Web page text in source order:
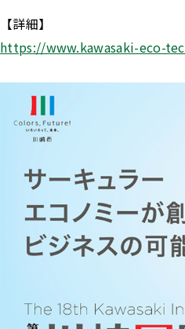
【詳細】
https://www.kawasaki-eco-